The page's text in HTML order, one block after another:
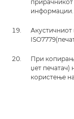
информации.
При
џет печатач)
користење